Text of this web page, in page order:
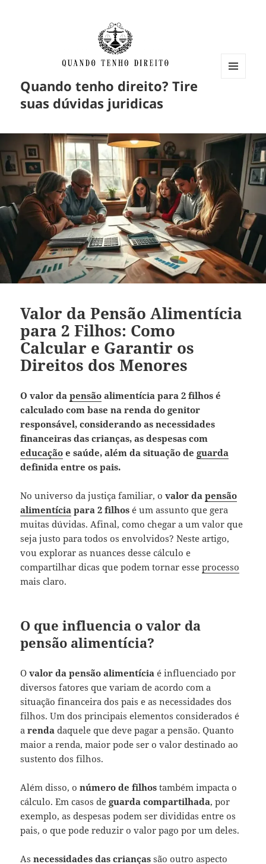
Quando tenho direito? Tire
suas dúvidas juridicas
Valor da Pensão Alimentícia
para 2 Filhos: Como
Calcular e Garantir os
Direitos dos Menores
O valor dapensão alimentícia para 2 filhos é
calculado com base na renda do genitor
responsável, considerando as necessidades
financeiras das crianças, as despesas com
educação e saúde, além da situação deguarda
definida entre os pais.
No universo da justiça familiar, ovalor dapensão
alimentícia para 2 filhos é um assunto que gera
muitas dúvidas. Afinal, como chegar a um valor que
seja justo para todos os envolvidos? Neste artigo,
vou explorar as nuances desse cálculo e
compartilhar dicas que podem tornar esseprocesso
mais claro.
O que influencia o valor da
pensão alimentícia?
Ovalor da pensão alimentícia é influenciado por
diversos fatores que variam de acordo com a
situação financeira dos pais e as necessidades dos
filhos. Um dos principais elementos considerados é
arenda daquele que deve pagar a pensão. Quanto
maior a renda, maior pode ser o valor destinado ao
sustento dos filhos.
Além disso, onúmero de filhos também impacta o
cálculo. Em casos deguarda compartilhada, por
exemplo, as despesas podem ser divididas entre os
pais, o que pode reduzir o valor pago por um deles.
Asnecessidades das crianças são outro aspecto